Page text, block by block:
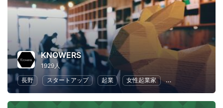
KNOWERS
1929人
長野
スタートアップ 起業 女性起業家 地域経済と地域社会